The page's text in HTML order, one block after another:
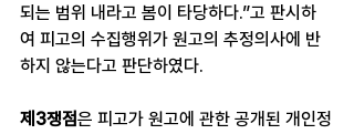
되는 범위 내라고 봄이 타당하다.”고 판시하
여 피고의 수집행위가 원고의 추정의사에 반
하지 않는다고 판단하였다.
제3쟁점은 피고가 원고에 관한 공개된 개인정